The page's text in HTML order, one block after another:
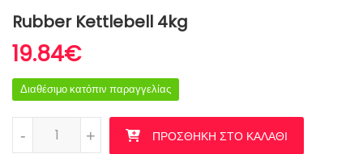
Rubber Kettlebell 4kg
19.84€
Διαθέσιμο κατόπιν παραγγελίας
Rubber Kettlebell 4kg ποσότητα
+
- ΠΡΟΣΘΉΚΗ ΣΤΟ ΚΑΛΆΘΙ